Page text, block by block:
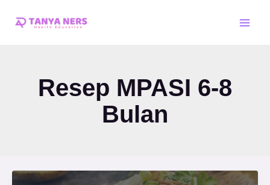
Resep MPASI 6-8
Bulan
pagination